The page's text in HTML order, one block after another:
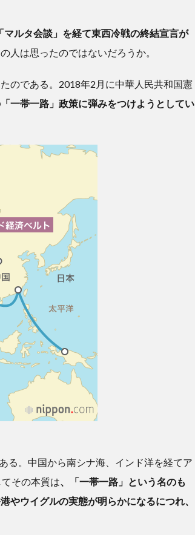
ルタ会談」を経て東西冷戦の終結宣言が
人は思ったのではないだろうか。
のである。2018年2月に中華人民共和国憲
一帯一路」政策に弾みをつけようとしてい
る。中国から南シナ海、インド洋を経てア
その本質は 、「一帯一路」という名のも
やウイグルの実態が明らかになるにつれ、